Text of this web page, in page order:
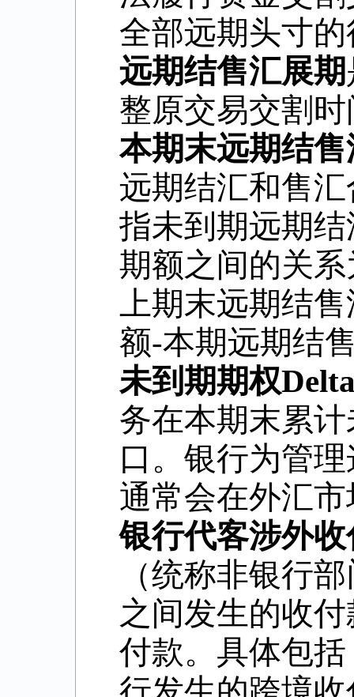
全部远期头寸
远期结售汇展期
整原交易交割
本期末远期结
远期结汇和售
指未到期远期
期额之间的关
上期末远期结
额-本期远期结
未到期期权
务在本期末累
口。银行为管
通常会在外汇
银行代客涉外收
（统称非银行
之间发生的收
付款。具体包